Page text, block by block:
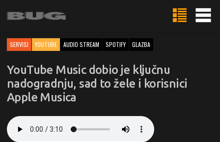
SERVISI YOUTUBE AUDIO STREAM SPOTIFY GLAZBA
YouTube Music dobio je ključnu
nadogradnju, sad to žele i korisnici
Apple Musica